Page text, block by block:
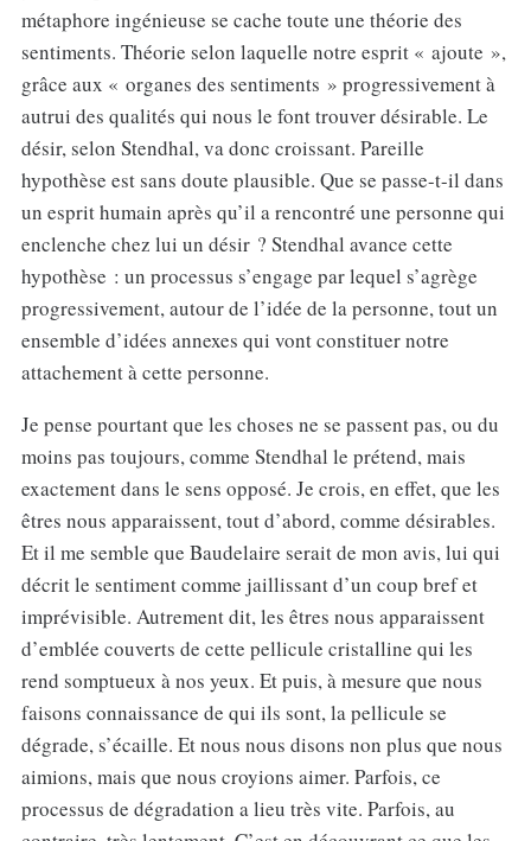
métaphore ingénieuse se cache toute une théorie des
sentiments. Théorie selon laquelle notre esprit « ajoute »,
grâce aux « organes des sentiments » progressivement à
autrui des qualités qui nous le font trouver désirable. Le
désir, selon Stendhal, va donc croissant. Pareille
hypothèse est sans doute plausible. Que se passe-t-il dans
un esprit humain après qu’il a rencontré une personne qui
enclenche chez lui un désir ? Stendhal avance cette
hypothèse : un processus s’engage par lequel s’agrège
progressivement, autour de l’idée de la personne, tout un
ensemble d’idées annexes qui vont constituer notre
attachement à cette personne.
Je pense pourtant que les choses ne se passent pas, ou du
moins pas toujours, comme Stendhal le prétend, mais
exactement dans le sens opposé. Je crois, en effet, que les
êtres nous apparaissent, tout d’abord, comme désirables.
Et il me semble que Baudelaire serait de mon avis, lui qui
décrit le sentiment comme jaillissant d’un coup bref et
imprévisible. Autrement dit, les êtres nous apparaissent
d’emblée couverts de cette pellicule cristalline qui les
rend somptueux à nos yeux. Et puis, à mesure que nous
faisons connaissance de qui ils sont, la pellicule se
dégrade, s’écaille. Et nous nous disons non plus que nous
aimions, mais que nous croyions aimer. Parfois, ce
processus de dégradation a lieu très vite. Parfois, au